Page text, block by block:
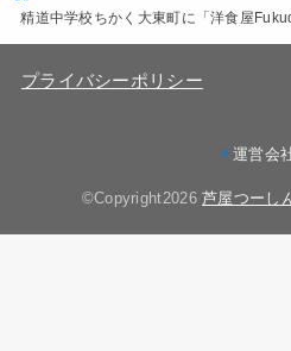
精道中学校ちかく大東町に「洋食屋
プライバシーポリシー
運営会
©Copyright2026芦屋つーし